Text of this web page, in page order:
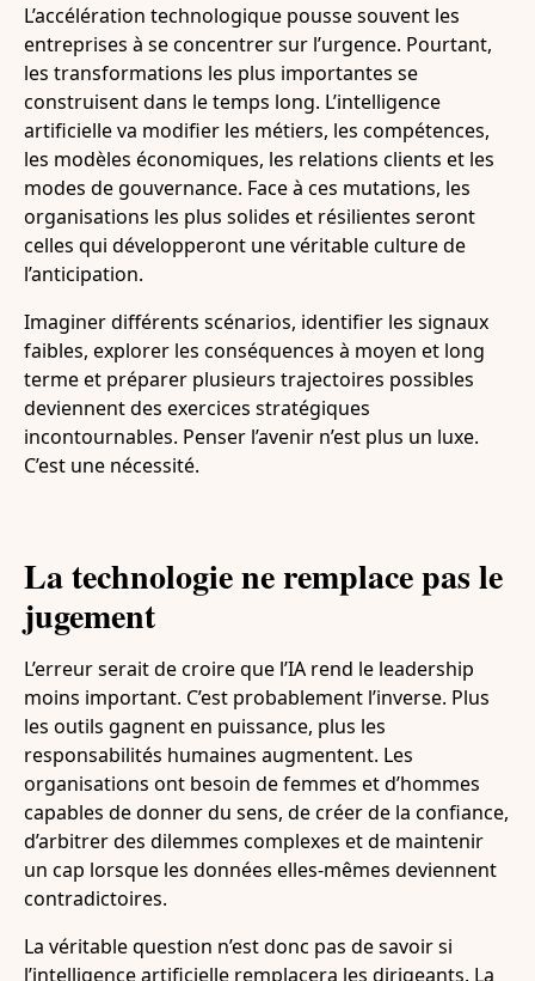
L’accélération technologique pousse souvent les
entreprises à se concentrer sur l’urgence. Pourtant,
les transformations les plus importantes se
construisent dans le temps long. L’intelligence
artificielle va modifier les métiers, les compétences,
les modèles économiques, les relations clients et les
modes de gouvernance. Face à ces mutations, les
organisations les plus solides et résilientes seront
celles qui développeront une véritable culture de
l’anticipation.
Imaginer différents scénarios, identifier les signaux
faibles, explorer les conséquences à moyen et long
terme et préparer plusieurs trajectoires possibles
deviennent des exercices stratégiques
incontournables. Penser l’avenir n’est plus un luxe.
C’est une nécessité.
La technologie ne remplace pas le
jugement
L’erreur serait de croire que l’IA rend le leadership
moins important. C’est probablement l’inverse. Plus
les outils gagnent en puissance, plus les
responsabilités humaines augmentent. Les
organisations ont besoin de femmes et d’hommes
capables de donner du sens, de créer de la confiance,
d’arbitrer des dilemmes complexes et de maintenir
un cap lorsque les données elles-mêmes deviennent
contradictoires.
La véritable question n’est donc pas de savoir si
l’intelligence artificielle remplacera les dirigeants. La